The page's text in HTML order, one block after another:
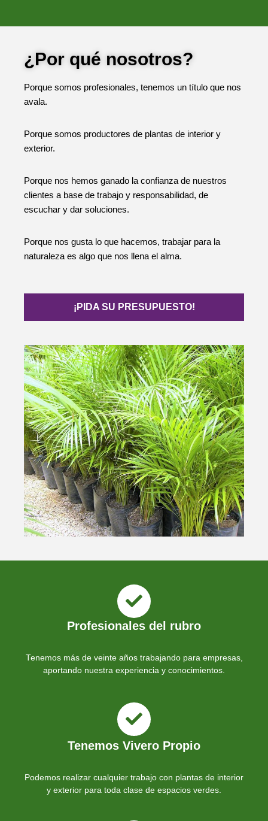
¿Por qué nosotros?
Porque somos profesionales, tenemos un título que nos
avala.
Porque somos productores de plantas de interior y
exterior.
Porque nos hemos ganado la confianza de nuestros
clientes a base de trabajo y responsabilidad, de
escuchar y dar soluciones.
Porque nos gusta lo que hacemos, trabajar para la
naturaleza es algo que nos llena el alma.
¡PIDA SU PRESUPUESTO!
Profesionales del rubro
Tenemos más de veinte años trabajando para empresas,
aportando nuestra experiencia y conocimientos.
Tenemos Vivero Propio
Podemos realizar cualquier trabajo con plantas de interior
y exterior para toda clase de espacios verdes.